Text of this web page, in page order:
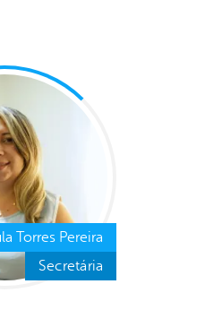
Torres Pereira
Secretária